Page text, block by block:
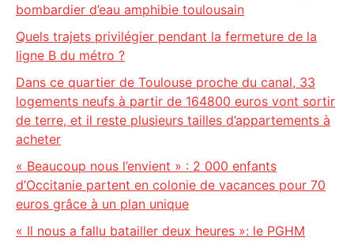
bombardier d’eau amphibie toulousain
Quels trajets privilégier pendant la fermeture de la
ligne B du métro ?
Dans ce quartier de Toulouse proche du canal, 33
logements neufs à partir de 164800 euros vont sortir
de terre, et il reste plusieurs tailles d’appartements à
acheter
« Beaucoup nous l’envient » : 2 000 enfants
d’Occitanie partent en colonie de vacances pour 70
euros grâce à un plan unique
« Il nous a fallu batailler deux heures »: le PGHM